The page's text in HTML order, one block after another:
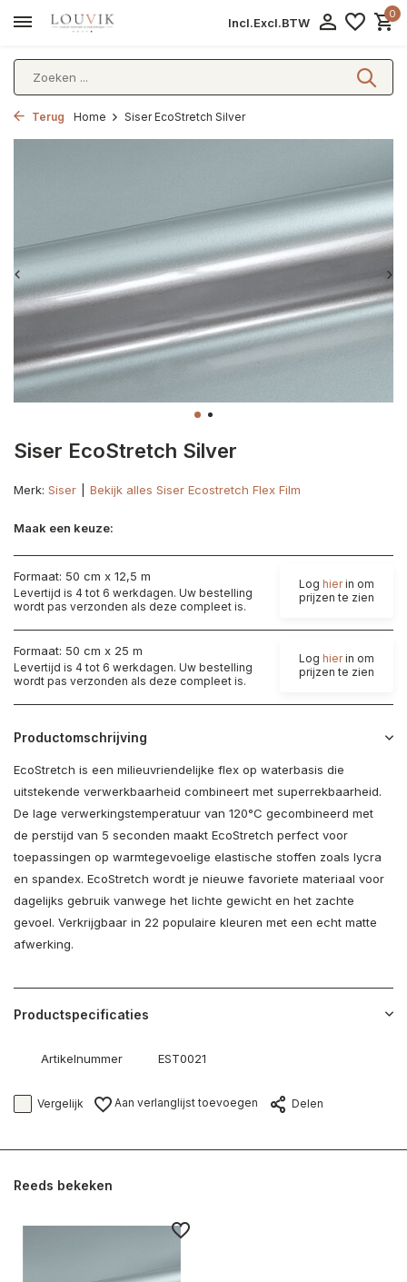
Incl.Excl.BTW
0
Terug Home Siser EcoStretch Silver
Siser EcoStretch Silver
Merk: Siser Bekijk alles Siser Ecostretch Flex Film
Maak een keuze:
Formaat: 50 cm x 12,5 m
Levertijd is 4 tot 6 werkdagen. Uw bestelling
wordt pas verzonden als deze compleet is.
Log hierin om
prijzen te zien
Formaat: 50 cm x 25 m
Levertijd is 4 tot 6 werkdagen. Uw bestelling
wordt pas verzonden als deze compleet is.
Log hierin om
prijzen te zien
Productomschrijving
EcoStretch is een milieuvriendelijke flex op waterbasis die
uitstekende verwerkbaarheid combineert met superrekbaarheid.
De lage verwerkingstemperatuur van 120°C gecombineerd met
de perstijd van 5 seconden maakt EcoStretch perfect voor
toepassingen op warmtegevoelige elastische stoffen zoals lycra
en spandex. EcoStretch wordt je nieuwe favoriete materiaal voor
dagelijks gebruik vanwege het lichte gewicht en het zachte
gevoel. Verkrijgbaar in 22 populaire kleuren met een echt matte
afwerking.
Productspecificaties
Artikelnummer EST0021
Vergelijk Aan verlanglijst toevoegen Delen
Reeds bekeken